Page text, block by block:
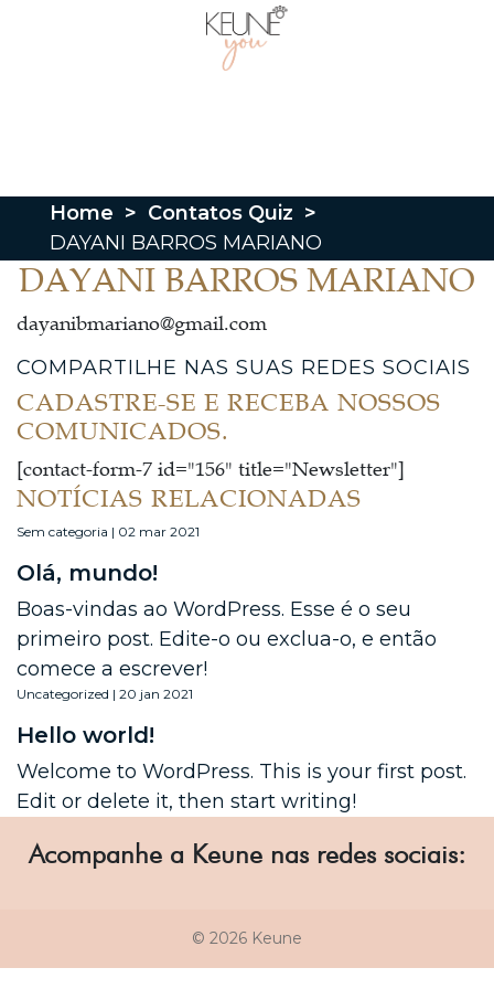
Home > Contatos Quiz >
DAYANI BARROS MARIANO
DAYANI BARROS MARIANO
dayanibmariano@gmail.com
COMPARTILHE NAS SUAS REDES SOCIAIS
CADASTRE-SE E RECEBA NOSSOS
COMUNICADOS.
[contact-form-7 id="156" title="Newsletter"]
NOTÍCIAS RELACIONADAS
Sem categoria | 02 mar 2021
Olá, mundo!
Boas-vindas ao WordPress. Esse é o seu
primeiro post. Edite-o ou exclua-o, e então
comece a escrever!
Uncategorized | 20 jan 2021
Hello world!
Welcome to WordPress. This is your first post.
Edit or delete it, then start writing!
Acompanhe a Keune nas redes sociais:
© 2026 Keune